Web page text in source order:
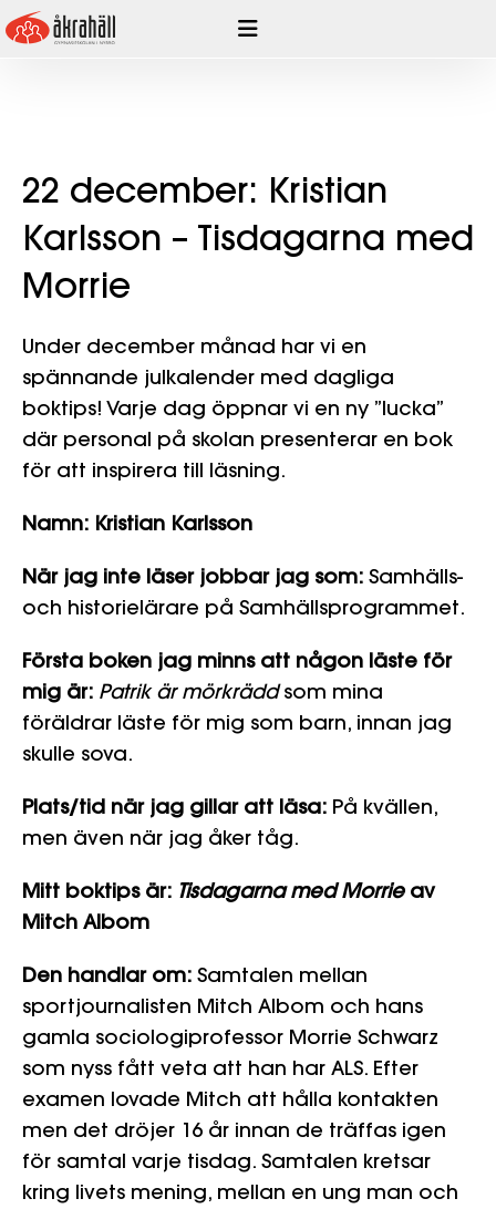
Hoppa
till
22 december: Kristian
Karlsson – Tisdagarna med
Morrie
Under december månad har vi en
spännande julkalender med dagliga
boktips! Varje dag öppnar vi en ny ”lucka”
där personal på skolan presenterar en bok
för att inspirera till läsning.
Namn: Kristian Karlsson
När jag inte läser jobbar jag som: Samhälls-
och historielärare på Samhällsprogrammet.
Första boken jag minns att någon läste för
mig är: Patrik är mörkräddsom mina
föräldrar läste för mig som barn, innan jag
skulle sova.
Plats/tid när jag gillar att läsa: På kvällen,
men även när jag åker tåg.
Mitt boktips är: Tisdagarna med Morrieav
Mitch Albom
Den handlar om: Samtalen mellan
sportjournalisten Mitch Albom och hans
gamla sociologiprofessor Morrie Schwarz
som nyss fått veta att han har ALS. Efter
examen lovade Mitch att hålla kontakten
men det dröjer 16 år innan de träffas igen
för samtal varje tisdag. Samtalen kretsar
kring livets mening, mellan en ung man och